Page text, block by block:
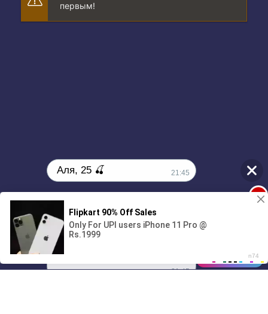
первым!
01/07
00:00
Аля, 25 🍒 21:45
Ищу партнёра на ночь🔥
1